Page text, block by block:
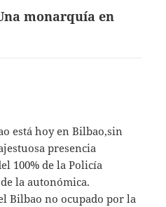
monarquía en
está hoy en Bilbao,sin
presencia
100% de la Policía
la autonómica.
Bilbao no ocupado por la